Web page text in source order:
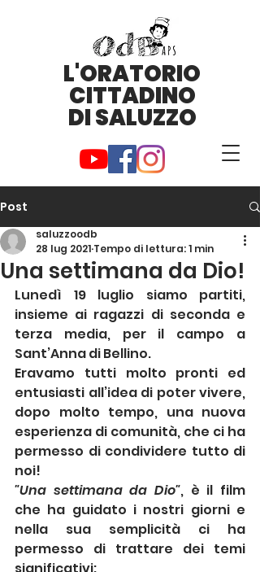
L'ORATORIO
CITTADINO
DI SALUZZO
Post
Una settimana da Dio!
saluzzoodb
28 lug 2021 Tempo di lettura: 1 min
Lunedì 19 luglio siamo partiti,
insieme ai ragazzi di seconda e
terza media, per il campo a
Sant’Anna di Bellino.
Eravamo tutti molto pronti ed
entusiasti all’idea di poter vivere,
dopo molto tempo, una nuova
esperienza di comunità, che ci ha
permesso di condividere tutto di
noi!
"Una settimana da Dio", è il film
che ha guidato i nostri giorni e
nella sua semplicità ci ha
permesso di trattare dei temi